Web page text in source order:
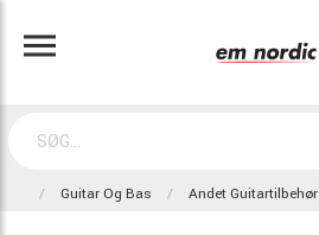
Guitar Og Bas Andet Guitartilbehør